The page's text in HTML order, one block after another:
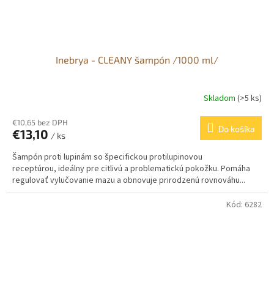
Inebrya - CLEANY šampón /1000 ml/
Skladom (>5 ks)
€10,65 bez DPH
€13,10 / ks
Do košíka
Šampón proti lupinám so špecifickou protilupinovou
receptúrou, ideálny pre citlivú a problematickú pokožku. Pomáha
regulovať vylučovanie mazu a obnovuje prirodzenú rovnováhu...
Kód: 6282